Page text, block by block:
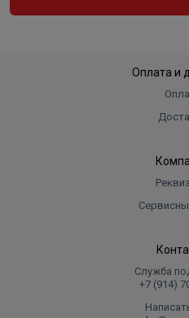
Оплата и
Служба
+7 (914)